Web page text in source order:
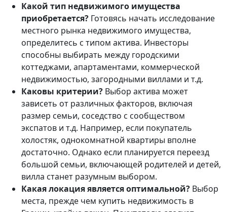
Какой тип недвижимого имущества
приобретается? Готовясь начать исследование
местного рынка недвижимого имущества,
определитесь с типом актива. Инвесторы
способны выбирать между городскими
коттеджами, апартаментами, коммерческой
недвижимостью, загородными виллами и т.д.
Каковы критерии? Выбор актива может
зависеть от различных факторов, включая
размер семьи, соседство с сообществом
экспатов и т.д. Например, если покупатель
холостяк, однокомнатной квартиры вполне
достаточно. Однако если планируется переезд
большой семьи, включающей родителей и детей,
вилла станет разумным выбором.
Какая локация является оптимальной? Выбор
места, прежде чем купить недвижимость в